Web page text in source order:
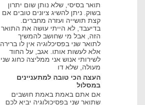
תואר בסיסי, שלא נותן שום יתרון
בשוק. ניתן להשיג ציונים טובים אם
קצת תושייה ועזרה מחברים.
בדיעבד, לא הייתי עושה את התואר
הזה, אבל מי שחושב להמשיך
לתואר שני בפסיכלוגיה אין לו ברירה
אלא לעשות אותו. אגב, על החוד
לשירותי אנוש אני ממליצה כחוג שני
מעולה, שלא דו
העצה הכי טובה למתעניינים
במסלול
אם אתם באמת באמת חושבים
שתואר שני בפסיכולוגיה יביא לכם